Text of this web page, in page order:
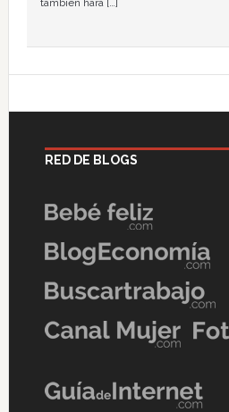
también hará […]
RED DE BLOGS